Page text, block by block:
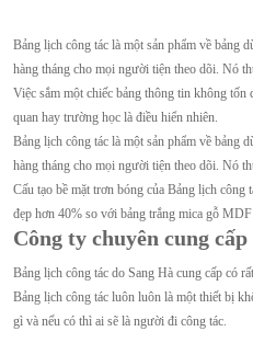
Bảng lịch công tác là một sản phẩm về bảng
hàng tháng cho mọi người tiện theo dõi. Nó
Việc sắm một chiếc bảng thông tin không
quan hay trường học là điều hiển nhiên.
Bảng lịch công tác là một sản phẩm về bảng
hàng tháng cho mọi người tiện theo dõi. Nó
Cấu tạo bề mặt trơn bóng của Bảng lịch công
đẹp hơn 40% so với bảng trắng mica gỗ
Công ty chuyên cung
Bảng lịch công tác do Sang Hà cung cấp có
Bảng lịch công tác luôn luôn là một thiết bị
gì và nếu có thì ai sẽ là người đi công tác.